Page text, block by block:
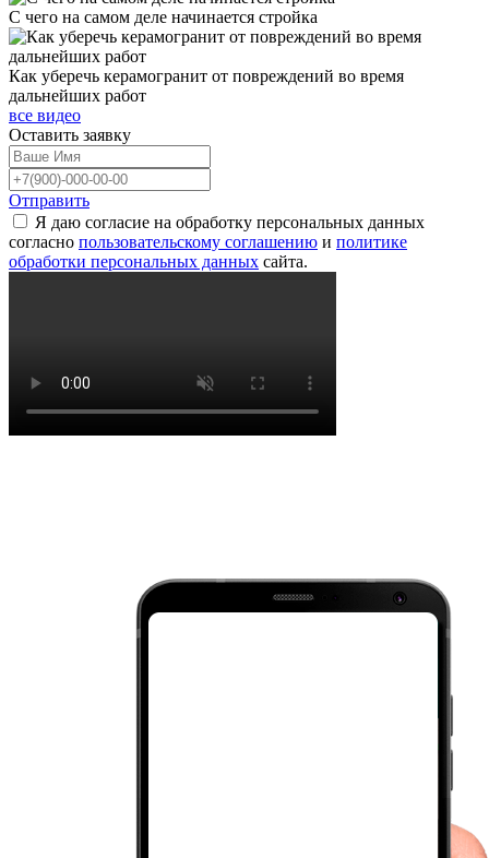
С чего на самом деле начинается стройка
Как уберечь керамогранит от повреждений во время
дальнейших работ
все видео
Оставить заявку
Отправить
Я даю согласие на обработку персональных данных
согласно пользовательскому соглашению и политике
обработки персональных данных сайта.